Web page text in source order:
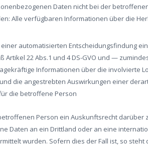
Daten nicht bei der
Alle verfügbaren Informationen über die
automatisierten Entscheidungsfindung
Artikel 22 Abs.1 und 4 DS-GVO und —
Informationen über die involvierte
die angestrebten Auswirkungen einer
die betroffene Person
Person ein Auskunftsrecht darüber
Daten an ein Drittland oder an eine
wurden. Sofern dies der Fall ist, so steht